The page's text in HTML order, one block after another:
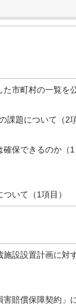
た市町村の一覧を
課題について（2
保できるのか（1
いて（1項目）
施設設置計画に対
賠償保障契約」